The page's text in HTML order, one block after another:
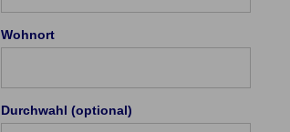
Wohnort
Durchwahl (optional)